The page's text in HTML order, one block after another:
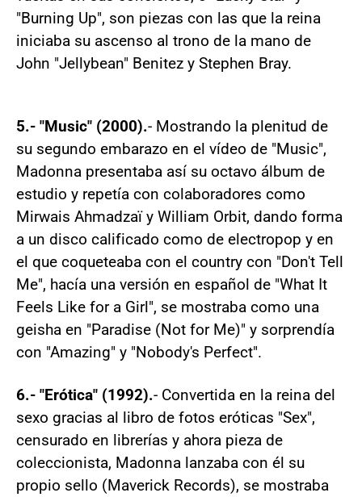
"Burning Up", son piezas con las que la reina
iniciaba su ascenso al trono de la mano de
John "Jellybean" Benitez y Stephen Bray.
5.- "Music" (2000).- Mostrando la plenitud de
su segundo embarazo en el vídeo de "Music",
Madonna presentaba así su octavo álbum de
estudio y repetía con colaboradores como
Mirwais Ahmadzaï y William Orbit, dando forma
a un disco calificado como de electropop y en
el que coqueteaba con el country con "Don't Tell
Me", hacía una versión en español de "What It
Feels Like for a Girl", se mostraba como una
geisha en "Paradise (Not for Me)" y sorprendía
con "Amazing" y "Nobody's Perfect".
6.- "Erótica" (1992).- Convertida en la reina del
sexo gracias al libro de fotos eróticas "Sex",
censurado en librerías y ahora pieza de
coleccionista, Madonna lanzaba con él su
propio sello (Maverick Records), se mostraba